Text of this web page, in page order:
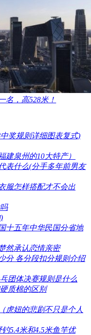
名，高528米！
奖规则详细图表复式)
建泉州的10大特产）
表什么(分手多年前男友
服怎样搭配才不会出
十五年中华民国分省地
然承认恋情亲密
分 各分段扣分规则介绍
团体决赛规则是什么
质棉的区别
虎妞的悲剧不只是个人
5.4米和4.5米鱼竿优